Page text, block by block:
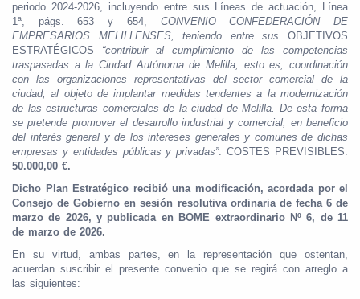
periodo 2024-2026, incluyendo entre sus Líneas de actuación, Línea
1ª, págs. 653 y 654, CONVENIO CONFEDERACIÓN DE
EMPRESARIOS MELILLENSES, teniendo entre sus OBJETIVOS
ESTRATÉGICOS “contribuir al cumplimiento de las competencias
traspasadas a la Ciudad Autónoma de Melilla, esto es, coordinación
con las organizaciones representativas del sector comercial de la
ciudad, al objeto de implantar medidas tendentes a la modernización
de las estructuras comerciales de la ciudad de Melilla. De esta forma
se pretende promover el desarrollo industrial y comercial, en beneficio
del interés general y de los intereses generales y comunes de dichas
empresas y entidades públicas y privadas”. COSTES PREVISIBLES:
50.000,00 €.
Dicho Plan Estratégico recibió una modificación, acordada por el
Consejo de Gobierno en sesión resolutiva ordinaria de fecha 6 de
marzo de 2026, y publicada en BOME extraordinario Nº 6, de 11
de marzo de 2026.
En su virtud, ambas partes, en la representación que ostentan,
acuerdan suscribir el presente convenio que se regirá con arreglo a
las siguientes: